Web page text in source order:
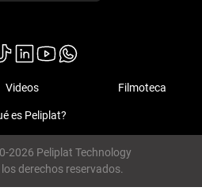
Videos Filmoteca
es Peliplat?
2026 Peliplat Technology
derechos reservados.